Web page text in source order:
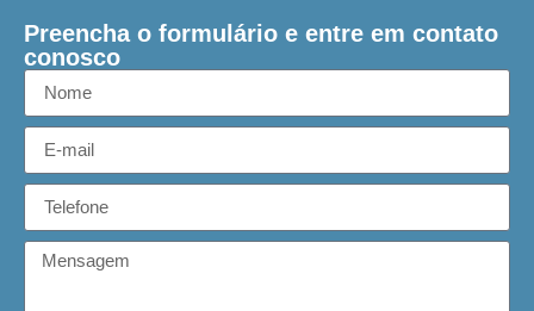
Preencha o formulário e entre em contato
conosco